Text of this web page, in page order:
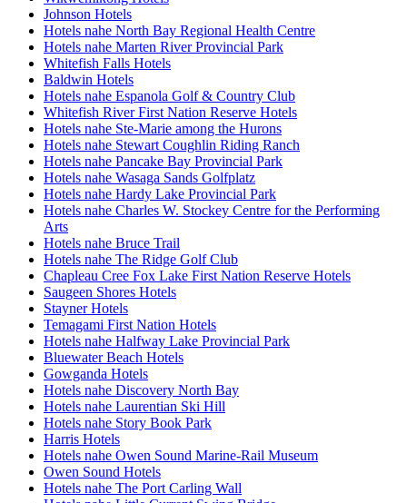
Johnson Hotels
Hotels nahe North Bay Regional Health Centre
Hotels nahe Marten River Provincial Park
Whitefish Falls Hotels
Baldwin Hotels
Hotels nahe Espanola Golf & Country Club
Whitefish River First Nation Reserve Hotels
Hotels nahe Ste-Marie among the Hurons
Hotels nahe Stewart Coughlin Riding Ranch
Hotels nahe Pancake Bay Provincial Park
Hotels nahe Wasaga Sands Golfplatz
Hotels nahe Hardy Lake Provincial Park
Hotels nahe Charles W. Stockey Centre for the Performing
Arts
Hotels nahe Bruce Trail
Hotels nahe The Ridge Golf Club
Chapleau Cree Fox Lake First Nation Reserve Hotels
Saugeen Shores Hotels
Stayner Hotels
Temagami First Nation Hotels
Hotels nahe Halfway Lake Provincial Park
Bluewater Beach Hotels
Gowganda Hotels
Hotels nahe Discovery North Bay
Hotels nahe Laurentian Ski Hill
Hotels nahe Story Book Park
Harris Hotels
Hotels nahe Owen Sound Marine-Rail Museum
Owen Sound Hotels
Hotels nahe The Port Carling Wall